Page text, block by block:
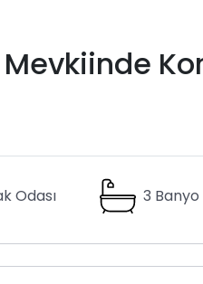
Odası 3 Banyo